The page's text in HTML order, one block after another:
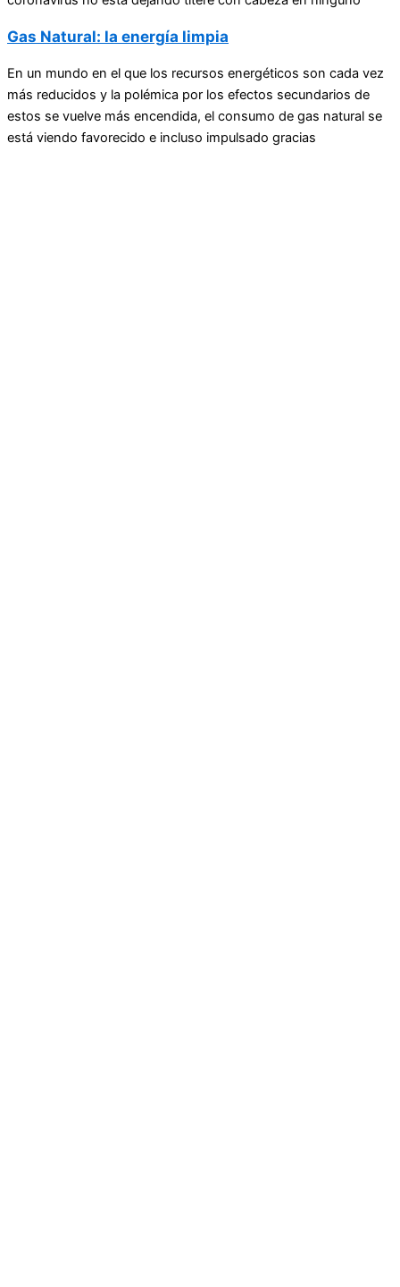
Gas Natural: la energía limpia
En un mundo en el que los recursos energéticos son cada vez
más reducidos y la polémica por los efectos secundarios de
estos se vuelve más encendida, el consumo de gas natural se
está viendo favorecido e incluso impulsado gracias